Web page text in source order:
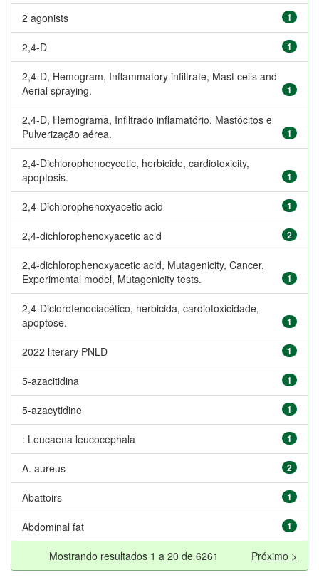
2 agonists 1
2,4-D 1
2,4-D, Hemogram, Inflammatory infiltrate, Mast cells and
Aerial spraying.
1
2,4-D, Hemograma, Infiltrado inflamatório, Mastócitos e
Pulverização aérea.
1
2,4-Dichlorophenocycetic, herbicide, cardiotoxicity,
apoptosis.
1
2,4-Dichlorophenoxyacetic acid 1
2,4-dichlorophenoxyacetic acid 2
2,4-dichlorophenoxyacetic acid, Mutagenicity, Cancer,
Experimental model, Mutagenicity tests.
1
2,4-Diclorofenociacético, herbicida, cardiotoxicidade,
apoptose.
1
2022 literary PNLD 1
5-azacitidina 1
5-azacytidine 1
: Leucaena leucocephala 1
A. aureus 2
Abattoirs 1
Abdominal fat 1
Mostrando resultados 1 a 20 de 6261 Próximo >